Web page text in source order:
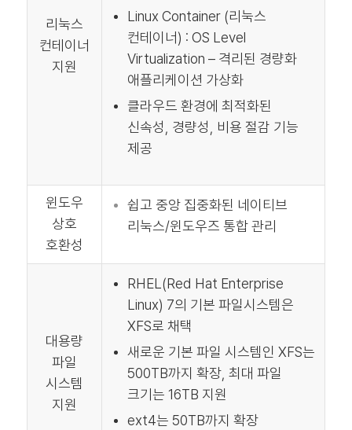
리눅스
컨테이너
지원
Linux Container (리눅스
컨테이너) : OS Level
Virtualization – 격리된 경량화
애플리케이션 가상화
클라우드 환경에 최적화된
신속성, 경량성, 비용 절감 기능
제공
윈도우
상호
호환성
쉽고 중앙 집중화된 네이티브
리눅스/윈도우즈 통합 관리
대용량
파일
시스템
지원
RHEL(Red Hat Enterprise
Linux) 7의 기본 파일시스템은
XFS로 채택
새로운 기본 파일 시스템인 XFS는
500TB까지 확장, 최대 파일
크기는 16TB 지원
ext4는 50TB까지 확장